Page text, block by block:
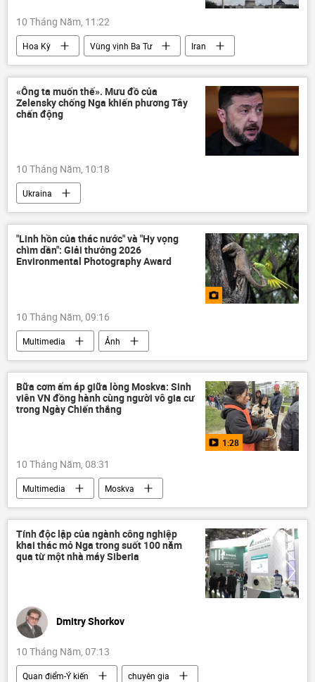
10 Tháng Năm, 11:22
Hoa Kỳ Vùng vịnh Ba Tư
Iran
Washington
Tehran
Nga
Thế giới
Xung đột Mỹ-Iran
«Ông ta muốn thế». Mưu đồ của
Zelensky chống Nga khiến phương Tây
chấn động
10 Tháng Năm, 10:18
Ukraina
Chiến dịch quân sự đặc biệt tại Ukraina
Cuộc khủng hoảng ở Ukraina
xung đột quân sự
thông tin
Nga
"Linh hồn của thác nước" và "Hy vọng
chìm dần": Giải thưởng 2026
Environmental Photography Award
10 Tháng Năm, 09:16
Multimedia Ảnh
Bữa cơm ấm áp giữa lòng Moskva: Sinh
viên VN đồng hành cùng người vô gia cư
trong Ngày Chiến thắng
1:28
10 Tháng Năm, 08:31
Multimedia
Moskva
Hợp tác Nga-Việt
Việt Nam
Xã hội
Nga
ngày kỷ niệm Chiến thắng
Video
Tính độc lập của ngành công nghiệp
khai thác mỏ Nga trong suốt 100 năm
qua từ một nhà máy Siberia
Dmitry Shorkov
10 Tháng Năm, 07:13
Quan điểm-Ý kiến
chuyên gia